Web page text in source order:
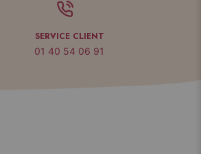
SERVICE CLIENT
01 40 54 06 91